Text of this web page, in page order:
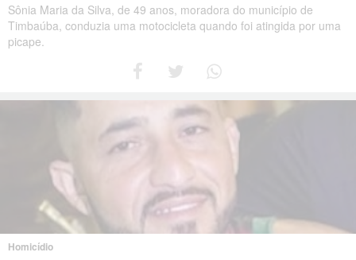
Sônia Maria da Silva, de 49 anos, moradora do município de
Timbaúba, conduzia uma motocicleta quando foi atingida por uma
picape.
Homicídio